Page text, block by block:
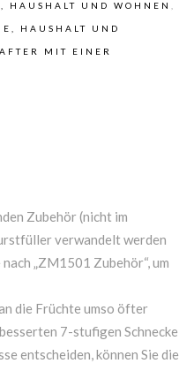
HAUSHALT UND WOHNEN
HAUSHALT UND
MIT EINER
Zubehör (nicht im
verwandelt werden
„ZM1501 Zubehör“, um
die Früchte umso öfter
7-stufigen Schnecke
entscheiden, können Sie die